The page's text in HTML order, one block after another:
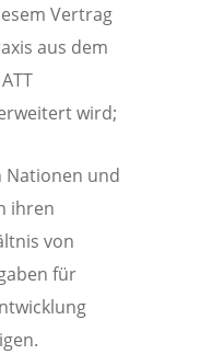
Vertrag
aus dem
wird;
und
ihren
von
für